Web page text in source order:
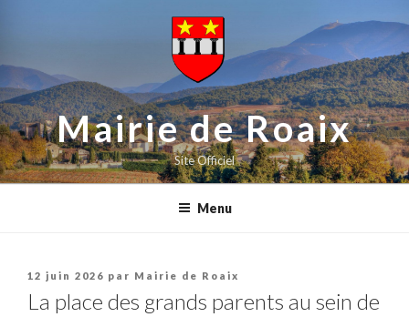
principal
Mairie de Roaix
Site Officiel
Menu
Publié
12 juin 2026 par Mairie de Roaix
La place des grands parents au sein de